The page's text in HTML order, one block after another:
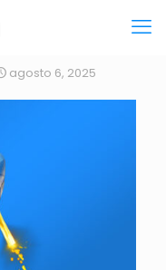
agosto 6, 2025